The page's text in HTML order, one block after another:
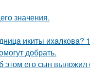
значения.
икиты ихaлкoвa?
добрать.
его сын выложил